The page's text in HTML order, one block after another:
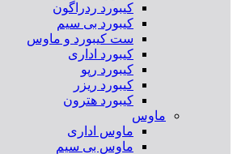
کیبورد ردراگون
کیبورد بی سیم
ست کیبورد و ماوس
کیبورد اداری
کیبورد رپو
کیبورد ریزر
کیبورد هترون
ماوس
ماوس اداری
ماوس بی سیم